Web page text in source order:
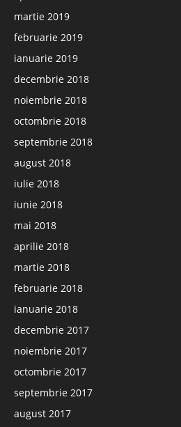
martie 2019
februarie 2019
ianuarie 2019
decembrie 2018
noiembrie 2018
octombrie 2018
septembrie 2018
august 2018
iulie 2018
iunie 2018
mai 2018
aprilie 2018
martie 2018
februarie 2018
ianuarie 2018
decembrie 2017
noiembrie 2017
octombrie 2017
septembrie 2017
august 2017